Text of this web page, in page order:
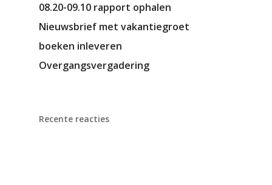
08.20-09.10 rapport ophalen
Nieuwsbrief met vakantiegroet
boeken inleveren
Overgangsvergadering
Recente reacties